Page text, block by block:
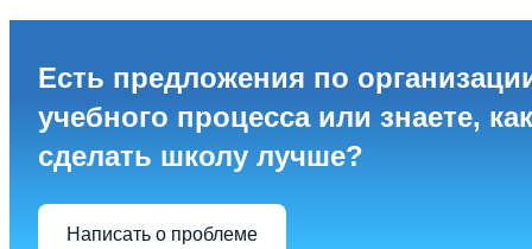
Есть предложения по
учебного процесса или знаете, как
сделать школу лучше?
Написать о проблеме